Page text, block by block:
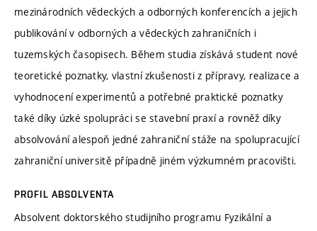
mezinárodních vědeckých a odborných konferencích a jejich
publikování v odborných a vědeckých zahraničních i
tuzemských časopisech. Během studia získává student nové
teoretické poznatky, vlastní zkušenosti z přípravy, realizace a
vyhodnocení experimentů a potřebné praktické poznatky
také díky úzké spolupráci se stavební praxí a rovněž díky
absolvování alespoň jedné zahraniční stáže na spolupracující
zahraniční universitě případně jiném výzkumném pracovišti.
PROFIL ABSOLVENTA
Absolvent doktorského studijního programu Fyzikální a